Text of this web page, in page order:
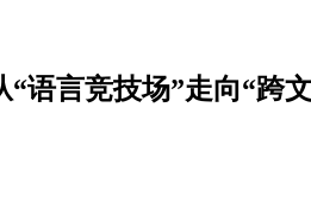
语言竞技场”走向“跨